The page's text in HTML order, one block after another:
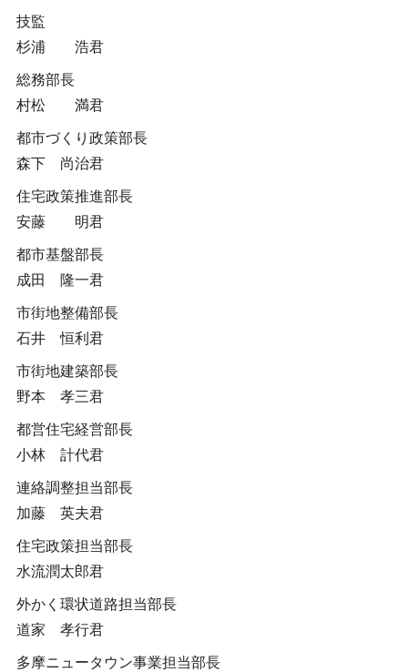
技監
杉浦 浩君
総務部長
村松 満君
都市づくり政策部長
森下 尚治君
住宅政策推進部長
安藤 明君
都市基盤部長
成田 隆一君
市街地整備部長
石井 恒利君
市街地建築部長
野本 孝三君
都営住宅経営部長
小林 計代君
連絡調整担当部長
加藤 英夫君
住宅政策担当部長
水流潤太郎君
外かく環状道路担当部長
道家 孝行君
多摩ニュータウン事業担当部長